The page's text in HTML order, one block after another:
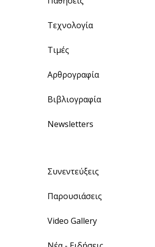
Τεχνολογία
Τιμές
Αρθρογραφία
Βιβλιογραφία
Newsletters
Συνεντεύξεις
Παρουσιάσεις
Video Gallery